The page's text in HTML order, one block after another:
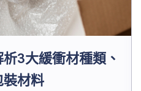
3大緩衝材種類、
裝材料